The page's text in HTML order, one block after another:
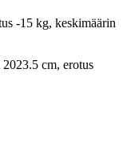
-15 kg, keskimäärin
cm, erotus